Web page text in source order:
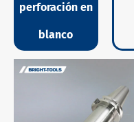
perforación en
blanco